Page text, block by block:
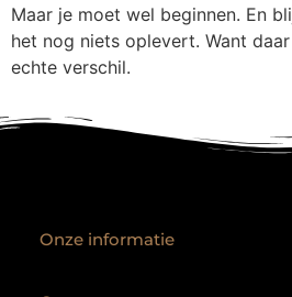
Maar je moet wel beginnen. En
het nog niets oplevert. Want
echte verschil.
Onze informatie